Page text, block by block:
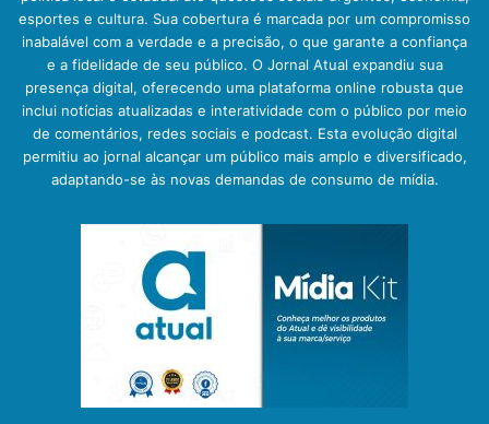
esportes e cultura. Sua cobertura é marcada por um compromisso
inabalável com a verdade e a precisão, o que garante a confiança
e a fidelidade de seu público. O Jornal Atual expandiu sua
presença digital, oferecendo uma plataforma online robusta que
inclui notícias atualizadas e interatividade com o público por meio
de comentários, redes sociais e podcast. Esta evolução digital
permitiu ao jornal alcançar um público mais amplo e diversificado,
adaptando-se às novas demandas de consumo de mídia.